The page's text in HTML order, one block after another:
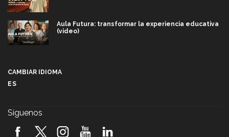
Aula Futura: transformar la experiencia educativa
(video)
2026! (video)
CAMBIAR IDIOMA
ES
Síguenos